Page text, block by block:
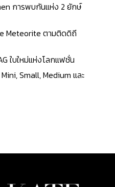
การพบกันแห่ง 2 ยักษ์
Meteorite ตามติดดิถี
ใบใหม่แห่งโลกแฟชั่น
Small, Medium และ